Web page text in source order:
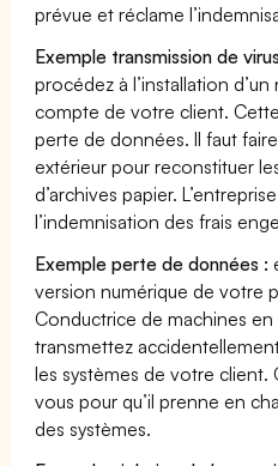
prévue et réclame
Exemple transmission de
procédez à l’installation
compte de votre client.
perte de données. Il faut
extérieur pour reconstituer
d’archives papier.
l’indemnisation des frais
Exemple perte de données :
version numérique de votre
Conductrice de machines
transmettez
les systèmes de votre
vous pour qu’il prenne en
des systèmes.